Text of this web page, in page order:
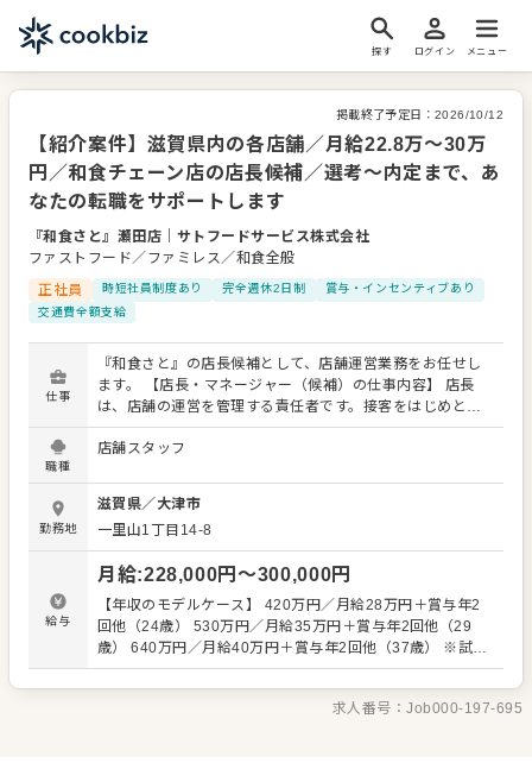
探す ログイン メニュー
掲載終了予定日： 2026/10/12
【紹介案件】滋賀県内の各店舗／月給22.8万～30万
円／和食チェーン店の店長候補／選考～内定まで、あ
なたの転職をサポートします
『和食さと』瀬田店
サトフードサービス株式会社
ファストフード／ファミレス／和食全般
正社員
時短社員制度あり 完全週休2日制
賞与・インセンティブあり
交通費全額支給
仕事
『和食さと』の店長候補として、店舗運営業務をお任せし
ます。 【店長・マネージャー（候補）の仕事内容】 店長
は、店舗の運営を管理する責任者です。接客をはじめとす
る店舗業務はもちろん、スタッフの育成やマネジメントと
いった重要な役割を担います。メインとなるのは、販促イ
くことです。 全体のオペレーション改善などもお任せしま
すので、あなたならではのアイデアを積極的に発信してく
ださい。 【具体的には…】 ・ホール、キッチンの全体管理
・予約管理、電話対応 ・接客、サービス全般 ・売上管理、
在庫管理 ・スタッフの育成やマネジメント、シフト管理
など 入社後はスキルに合わせた業務からお任せしますの
で、徐々に仕事の幅を広げていきましょう。成長をしっか
りサポートしますので、経験に関わらず安心してスタート
ざせます。
職種
店舗スタッフ
勤務地
滋賀県／ 大津市
一里山1丁目14-8
給与
月給:228,000円〜300,000円
【年収のモデルケース】 420万円／月給28万円＋賞与年2
回他（24歳） 530万円／月給35万円＋賞与年2回他（29
歳） 640万円／月給40万円＋賞与年2回他（37歳） ※試用
期間3ヶ月（期間中、条件変動なし） ※残業代別途支給
求人番号：Job000-197-695